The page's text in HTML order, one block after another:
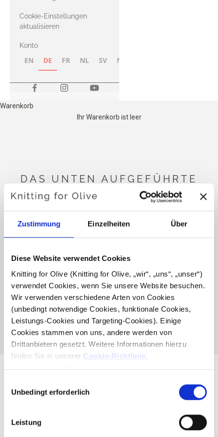
Zustimmung Einzelheiten Über
Diese Website verwendet Cookies
Knitting for Olive (Knitting for Olive, „wir“, „uns“, „unser“)
verwendet Cookies, wenn Sie unsere Website besuchen.
Wir verwenden verschiedene Arten von Cookies
(unbedingt notwendige Cookies, funktionale Cookies,
Leistungs-Cookies und Targeting-Cookies). Einige
Cookies stammen von uns, andere werden von
Drittanbietern gesetzt. Weitere Informationen hierzu
finden Sie in unserer Cookie-Richtlinie.
Sie können der Verwendung von Cookies zustimmen, die
Ihre Zustimmung bedeutet, dass Cookies gesetzt werden
dürfen und dass wir als Verantwortlicher Ihre
personenbezogenen Daten für die unten genannten
Zwecke verarbeiten dürfen.
mitUnbedingt erforderlich
Leistung
Cookie-Einstellungen
aktualisieren
Konto
EN DE FR NL SV NB
Warenkorb
Ihr Warenkorb ist leer
DAS UNTEN AUFGEFÜHRTE
COMPATIBLE CASHMERE IST
MIT DIESEM HEAVY MERINO
KOMPATIBEL
COMPATIBLE CASHMERE
KOMPATIBEL MIT HEAVY
MERINO - TRENCHCOAT
Diese Sammlung ist leer
WEITER EINKAUFEN
Mutter und Tochter kreieren Strickanleitungen und
hochwertiges Garn mit Respekt für Tiere und unsere